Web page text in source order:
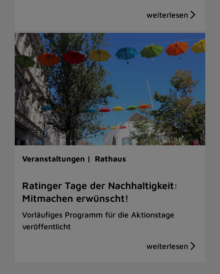
Veranstaltungen | Rathaus
Ratinger Tage der Nachhaltigkeit:
Mitmachen erwünscht!
Vorläufiges Programm für die Aktionstage
veröffentlicht